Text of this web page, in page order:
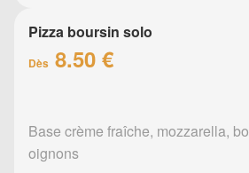
Pizza boursin solo
Dès 8.50 €
Base crème fraîche, mozzarella,
oignons